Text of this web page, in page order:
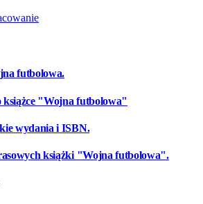
futbolowa.
książce "Wojna futbolowa"
wydania i ISBN.
książki "Wojna futbolowa".